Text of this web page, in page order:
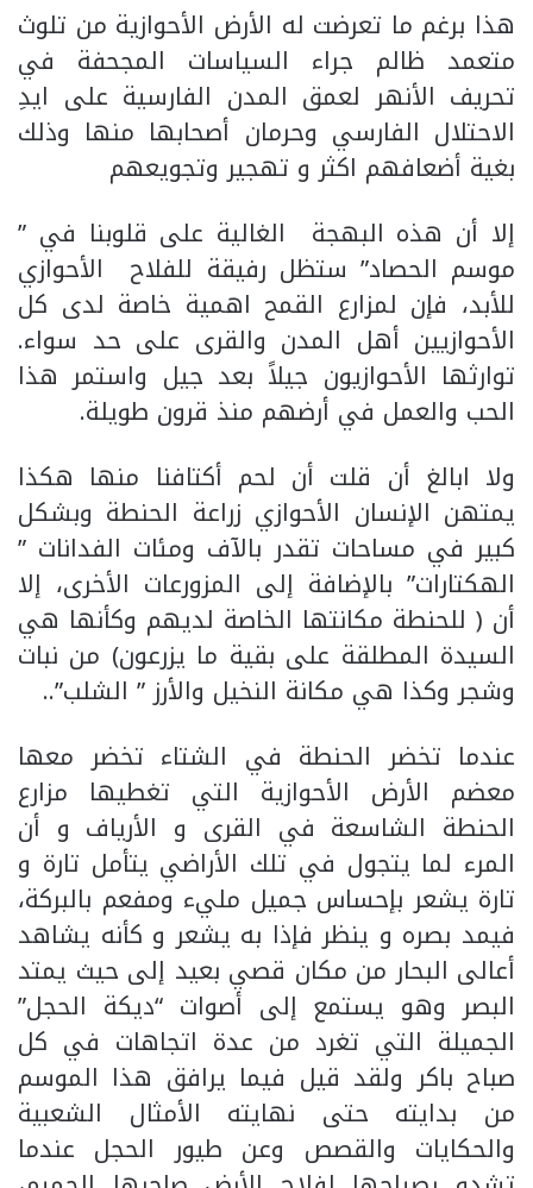
هذا برغم ما تعرضت له الأرض الأحوازية من تلوث
متعمد ظالم جراء السياسات المجحفة في
تحريف الأنهر لعمق المدن الفارسية على ايدِ
الاحتلال الفارسي وحرمان أصحابها منها وذلك
بغية أضعافهم اكثر و تهجير وتجويعهم
إلا أن هذه البهجة الغالية على قلوبنا في ”
موسم الحصاد” ستظل رفيقة للفلاح الأحوازي
للأبد، فإن لمزارع القمح اهمية خاصة لدى كل
الأحوازيين أهل المدن والقرى على حد سواء.
توارثها الأحوازيون جيلاً بعد جيل واستمر هذا
الحب والعمل في أرضهم منذ قرون طويلة.
ولا ابالغ أن قلت أن لحم أكتافنا منها هكذا
يمتهن الإنسان الأحوازي زراعة الحنطة وبشكل
كبير في مساحات تقدر بالآف ومئات الفدانات ”
الهكتارات” بالإضافة إلى المزورعات الأخرى، إلا
أن ( للحنطة مكانتها الخاصة لديهم وكأنها هي
السيدة المطلقة على بقية ما يزرعون) من نبات
وشجر وكذا هي مكانة النخيل والأرز ” الشلب”..
عندما تخضر الحنطة في الشتاء تخضر معها
معضم الأرض الأحوازية التي تغطيها مزارع
الحنطة الشاسعة في القرى و الأرياف و أن
المرء لما يتجول في تلك الأراضي يتأمل تارة و
تارة يشعر بإحساس جميل مليء ومفعم بالبركة،
فيمد بصره و ينظر فإذا به يشعر و كأنه يشاهد
أعالى البحار من مكان قصي بعيد إلى حيث يمتد
البصر وهو يستمع إلى أصوات “ديكة الحجل”
الجميلة التي تغرد من عدة اتجاهات في كل
صباح باكر ولقد قيل فيما يرافق هذا الموسم
من بدايته حتى نهايته الأمثال الشعبية
والحكايات والقصص وعن طيور الحجل عندما